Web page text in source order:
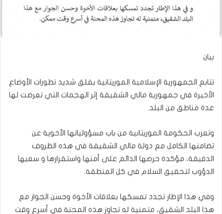
بيان
تتابع الجمهورية الإسلامية الموريتانية بقلق شديد تطورات الأوضاع
الأخيرة في جمهورية مالي الشقيقة إثر الهجمات التي تعرضت لها
عدة مناطق من البلد.
وتعرب الحكومة الموريتانية من باب مسؤولياتها الأخوية عن
تضامنها الكامل مع دولة مالي الشقيقة في هذه الظروف
الدقيقة، مؤكدة حرصها الدائم على أمنها واستقرارها و سعيها
الدؤوب لتحقيق السلام في كل المنطقة.
وفي هذا الإطار تجدد تمسكها بعلاقات الأخوة وحسن الجوار مع
هذا البلد الشقيق، متمنية له تجاوز هذه المحنة في أسرع وقت